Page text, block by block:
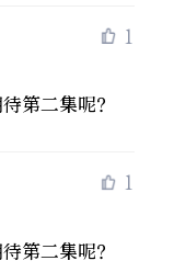
1
第二集呢？
1
第二集呢？